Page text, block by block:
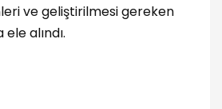
ve geliştirilmesi gereken
alındı.